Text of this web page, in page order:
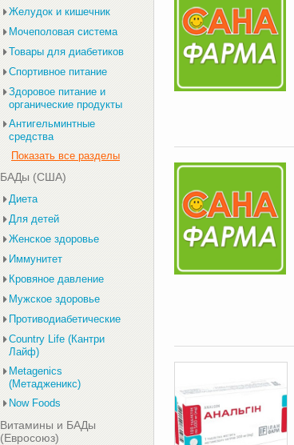
Желудок и кишечник
Мочеполовая система
Товары для диабетиков
Спортивное питание
Здоровое питание и
органические продукты
Антигельминтные
средства
Показать все разделы
БАДы (США)
Диета
Для детей
Женское здоровье
Иммунитет
Кровяное давление
Мужское здоровье
Противодиабетические
Country Life (Кантри
Лайф)
Metagenics
(Метадженикс)
Now Foods
Витамины и БАДы
(Евросоюз)